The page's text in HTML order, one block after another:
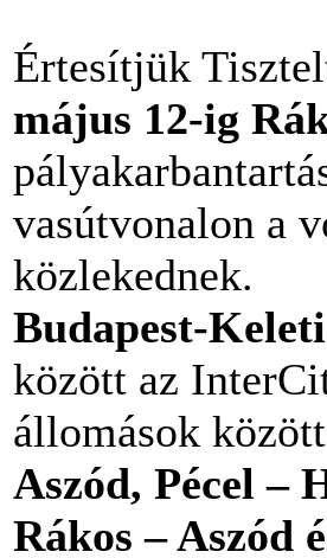
Értesítjük
május 12-ig
vasútvonalon a
közlekednek.
Budapest-
között az
állomások
Aszód, Pécel –
Rákos – Aszód